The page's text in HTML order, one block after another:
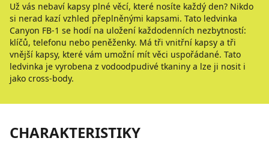
Už vás nebaví kapsy plné věcí, které nosíte každý den? Nikdo
si nerad kazí vzhled přeplněnými kapsami. Tato ledvinka
Canyon FB-1 se hodí na uložení každodenních nezbytností:
klíčů, telefonu nebo peněženky. Má tři vnitřní kapsy a tři
vnější kapsy, které vám umožní mít věci uspořádané. Tato
ledvinka je vyrobena z vodoodpudivé tkaniny a lze ji nosit i
jako cross-body.
CHARAKTERISTIKY